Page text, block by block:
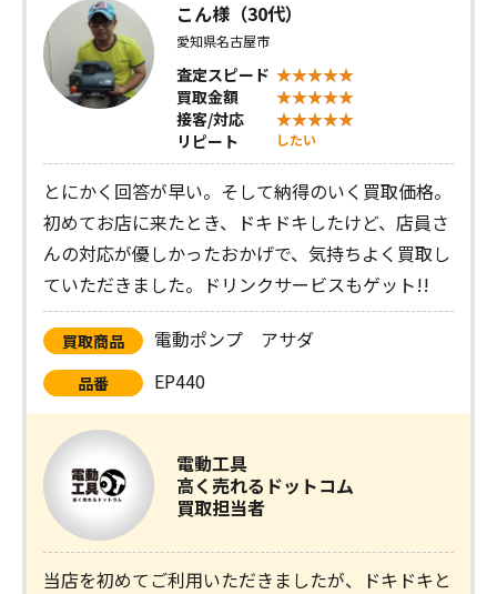
こん様（30代）
愛知県名古屋市
査定スピード
買取金額
接客/対応
リピート
したい
とにかく回答が早い。そして納得のいく買取価格。
初めてお店に来たとき、ドキドキしたけど、店員さ
んの対応が優しかったおかげで、気持ちよく買取し
ていただきました。ドリンクサービスもゲット!!
買取商品 電動ポンプ アサダ
品番 EP440
電動工具
高く売れるドットコム
買取担当者
当店を初めてご利用いただきましたが、ドキドキと